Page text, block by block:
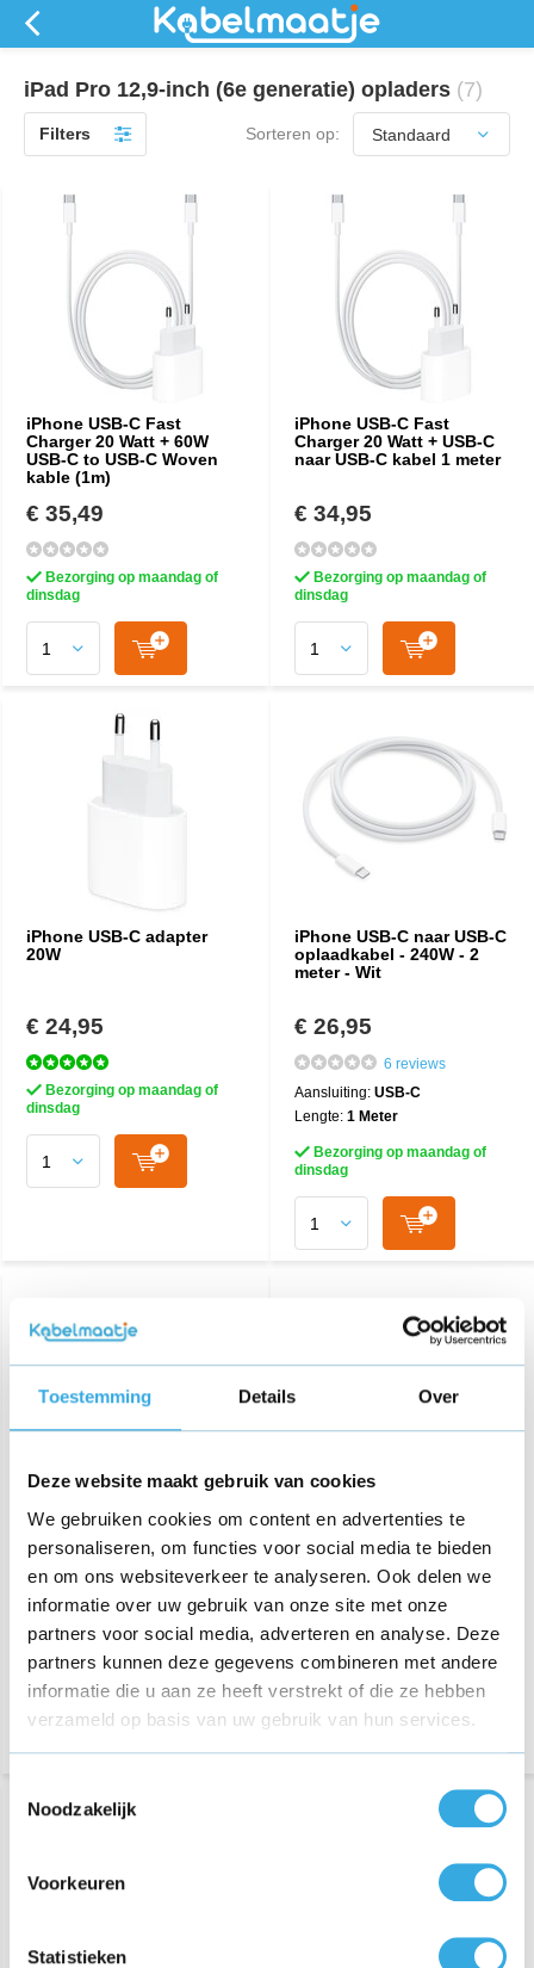
Toestemming Details Over
Deze website maakt gebruik van cookies
We gebruiken cookies om content en advertenties te
personaliseren, om functies voor social media te bieden
en om ons websiteverkeer te analyseren. Ook delen we
informatie over uw gebruik van onze site met onze
partners voor social media, adverteren en analyse. Deze
partners kunnen deze gegevens combineren met andere
informatie die u aan ze heeft verstrekt of die ze hebben
verzameld op basis van uw gebruik van hun services.
Noodzakelijk
Voorkeuren
Statistieken
iPad Pro 12,9-inch (6e generatie) opladers (7)
Filters Sorteren op:
iPhone USB-C Fast
Charger 20 Watt + 60W
USB-C to USB-C Woven
kable (1m)
€ 35,49
Bezorging op maandag of
dinsdag
iPhone USB-C Fast
Charger 20 Watt + USB-C
naar USB-C kabel 1 meter
€ 34,95
Bezorging op maandag of
dinsdag
iPhone USB-C adapter
20W
€ 24,95
Bezorging op maandag of
dinsdag
iPhone USB-C naar USB-C
oplaadkabel - 240W - 2
meter - Wit
€ 26,95
6 reviews
Aansluiting: USB-C
Lengte: 1 Meter
Bezorging op maandag of
dinsdag
iPhone Dual Usb-C
Snellader 35W
€ 44,95
Bezorging op maandag of
dinsdag
GO SOLID! - 3-Poort USB
Adapter 100W (USB A +
USB C + USB C)
€ 59,95
Bezorging op maandag of
dinsdag